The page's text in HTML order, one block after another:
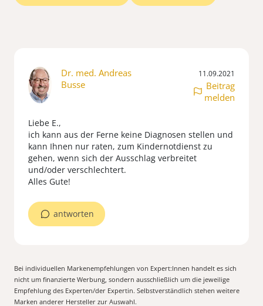
Dr. med. Andreas
Busse
11.09.2021
Beitrag
melden
Liebe E.,
ich kann aus der Ferne keine Diagnosen stellen und
kann Ihnen nur raten, zum Kindernotdienst zu
gehen, wenn sich der Ausschlag verbreitet
und/oder verschlechtert.
Alles Gute!
antworten
Bei individuellen Markenempfehlungen von Expert:Innen handelt es sich
nicht um finanzierte Werbung, sondern ausschließlich um die jeweilige
Empfehlung des Experten/der Expertin. Selbstverständlich stehen weitere
Marken anderer Hersteller zur Auswahl.